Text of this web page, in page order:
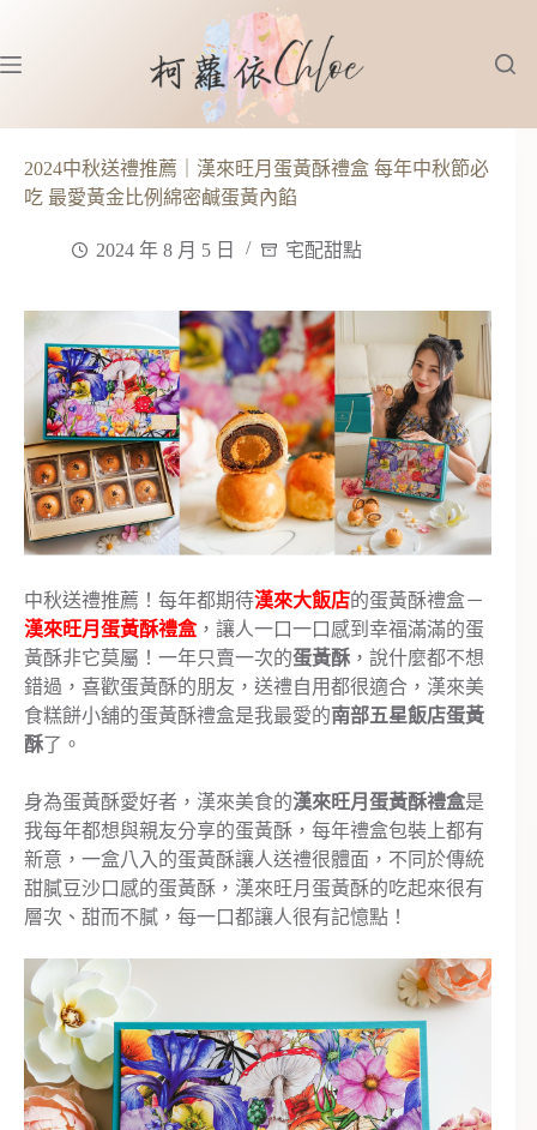
主
內
2024中秋送禮推薦｜漢來旺月蛋黃酥禮盒 每年中秋節必
吃 最愛黃金比例綿密鹹蛋黃內餡
2024 年 8 月 5 日 宅配甜點
中秋送禮推薦！每年都期待漢來大飯店的蛋黃酥禮盒－
漢來旺月蛋黃酥禮盒，讓人一口一口感到幸福滿滿的蛋
黃酥非它莫屬！一年只賣一次的蛋黃酥 ，說什麼都不想
錯過，喜歡蛋黃酥的朋友，送禮自用都很適合，漢來美
食糕餅小舖的蛋黃酥禮盒是我最愛的南部五星飯店蛋黃
酥了。
身為蛋黃酥愛好者，漢來美食的漢來旺月蛋黃酥禮盒是
我每年都想與親友分享的蛋黃酥，每年禮盒包裝上都有
新意，一盒八入的蛋黃酥讓人送禮很體面，不同於傳統
甜膩豆沙口感的蛋黃酥，漢來旺月蛋黃酥的吃起來很有
層次、甜而不膩，每一口都讓人很有記憶點！